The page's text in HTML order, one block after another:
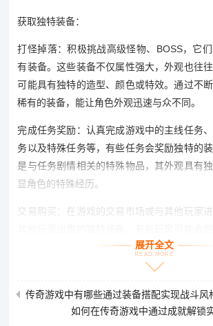
获取独特装备：
打怪掉落：积极挑战高级怪物、BOSS，它
有装备。这些装备不仅属性强大，外观也往往
可能具有独特的造型、颜色或特效。通过不
稀有的装备，能让角色外观迅速与众不同。
完成任务奖励：认真完成游戏中的主线任务
务以及特殊任务等，有些任务会奖励独特的
是与任务剧情相关的特殊物品，其外观具有
显角色的特殊经历。
交易购买：在游戏的交易市场或与其他玩家
己拥有的稀有装备，这是获取独特外观装备
需要注意交易的安全性和装备的性价比。
装备强化与改造带来外观变化：
展开全文
READ MORE
传奇游戏中有哪些通过装备搭配实现战斗风
如何在传奇游戏中通过成就解锁